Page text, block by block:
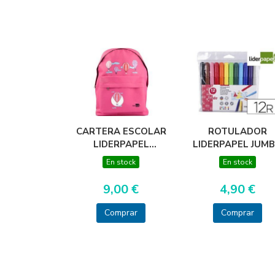
CARTERA ESCOLAR
LIDERPAPEL
MOCHILA GLOBOS
COLOR ROSA
380X280X120MM
En stock
9,00 €
Comprar
ROTULADOR
LIDERPAPEL
BOLSA 12En stock
4,90 €
Comprar